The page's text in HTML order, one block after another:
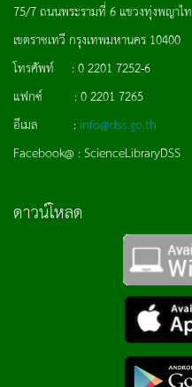
75/7 ถนนพระรามที่ 6 แขวงทุ่งพญาไท
เขตราชเทวี กรุงเทพมหานคร 10400
โทรศัพท์ : 0 2201 7252-6
แฟกซ์ : 0 2201 7265
อีเมล : info@dss.go.th
Facebook@ : ScienceLibraryDSS
ดาวน์โหลด